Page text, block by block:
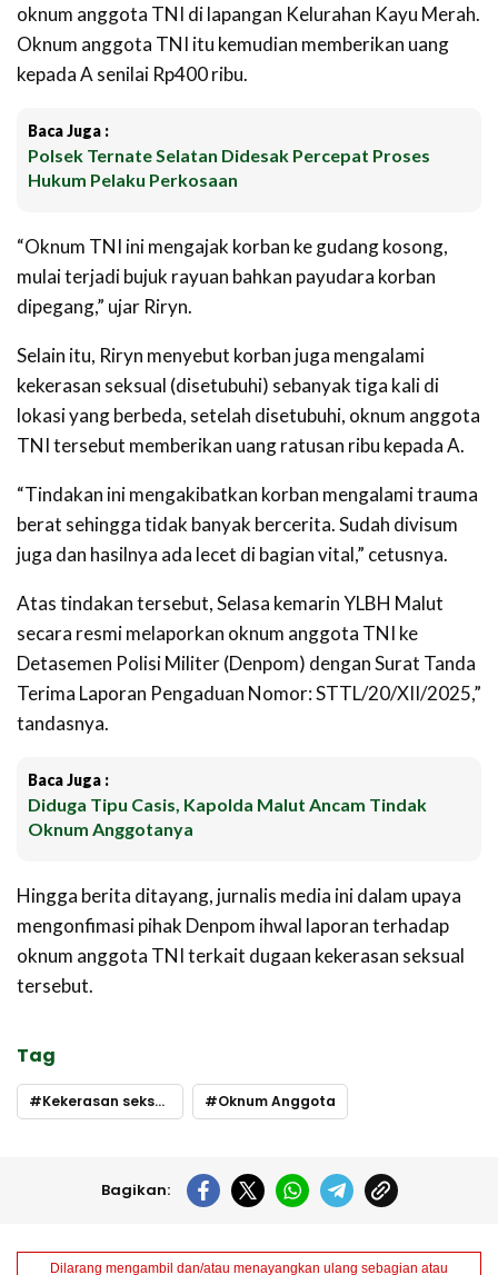
oknum anggota TNI di lapangan Kelurahan Kayu Merah.
Oknum anggota TNI itu kemudian memberikan uang
kepada A senilai Rp400 ribu.
Baca Juga :
Polsek Ternate Selatan Didesak Percepat Proses
Hukum Pelaku Perkosaan
“Oknum TNI ini mengajak korban ke gudang kosong,
mulai terjadi bujuk rayuan bahkan payudara korban
dipegang,” ujar Riryn.
Selain itu, Riryn menyebut korban juga mengalami
kekerasan seksual (disetubuhi) sebanyak tiga kali di
lokasi yang berbeda, setelah disetubuhi, oknum anggota
TNI tersebut memberikan uang ratusan ribu kepada A.
“Tindakan ini mengakibatkan korban mengalami trauma
berat sehingga tidak banyak bercerita. Sudah divisum
juga dan hasilnya ada lecet di bagian vital,” cetusnya.
Atas tindakan tersebut, Selasa kemarin YLBH Malut
secara resmi melaporkan oknum anggota TNI ke
Detasemen Polisi Militer (Denpom) dengan Surat Tanda
Terima Laporan Pengaduan Nomor: STTL/20/XII/2025,”
tandasnya.
Baca Juga :
Diduga Tipu Casis, Kapolda Malut Ancam Tindak
Oknum Anggotanya
Hingga berita ditayang, jurnalis media ini dalam upaya
mengonfimasi pihak Denpom ihwal laporan terhadap
oknum anggota TNI terkait dugaan kekerasan seksual
tersebut.
Tag
Kekerasan seksual Oknum Anggota
Bagikan:
Dilarang mengambil dan/atau menayangkan ulang sebagian atau